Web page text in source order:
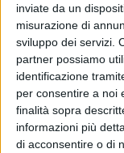
inviate da un
misurazione di
sviluppo dei servizi.
partner possiamo
identificazione
per consentire a noi
finalità sopra
informazioni più
di acconsentire o di
BARI - 15
BARI - 14
Bimbi